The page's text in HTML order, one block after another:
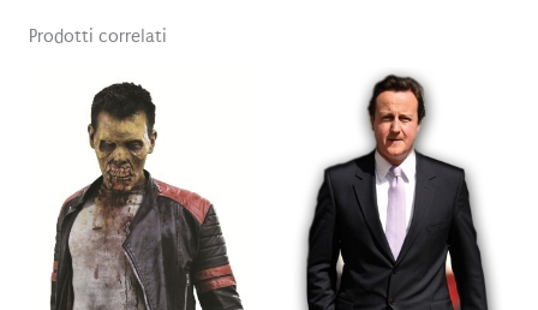
Prodotti correlati